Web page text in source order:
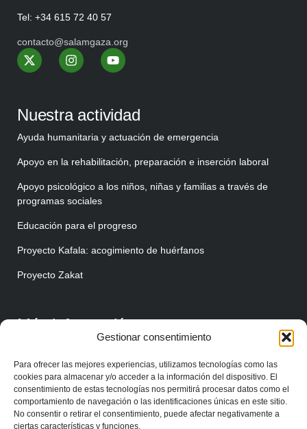
Gestionar consentimiento
Para ofrecer las mejores experiencias, utilizamos tecnologías como las
cookies para almacenar y/o acceder a la información del dispositivo. El
consentimiento de estas tecnologías nos permitirá procesar datos como el
comportamiento de navegación o las identificaciones únicas en este sitio.
No consentir o retirar el consentimiento, puede afectar negativamente a
ciertas características y funciones.
Nuestra actividad
Ayuda humanitaria y actuación de emergencia
Apoyo en la rehabilitación, preparación e inserción laboral
Apoyo psicológico a los niños, niñas y familias a través de
programas sociales
Educación para el progreso
Proyecto Kafala: acogimiento de huérfanos
Proyecto Zakat
Más información
Haz tu donación
Unirse como voluntario/a
Unirse como colaborador/a
Tel: +34 615 72 40 57
contacto@salamgaza.org